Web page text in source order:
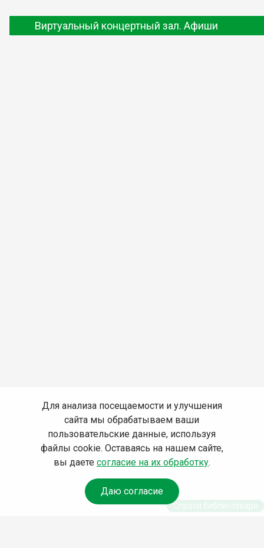
Виртуальный концертный зал. Афиши
Для анализа посещаемости и улучшения
сайта мы обрабатываем ваши
пользовательские данные, используя
файлы cookie. Оставаясь на нашем сайте,
вы даете согласие на их обработку.
Даю согласие
Спроси библиотекаря